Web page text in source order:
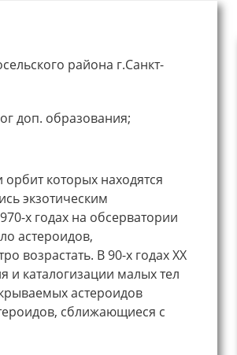
района г.Санкт-
доп. образования;
орбит которых находятся
экзотическим
х годах на обсерватории
астероидов,
возрастать. В 90-х годах XX
и каталогизации малых тел
астероидов
сближающиеся с